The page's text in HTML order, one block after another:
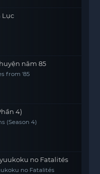
Lục
năm 85
from '85
4)
(Season 4)
no Fatalités
no Fatalités